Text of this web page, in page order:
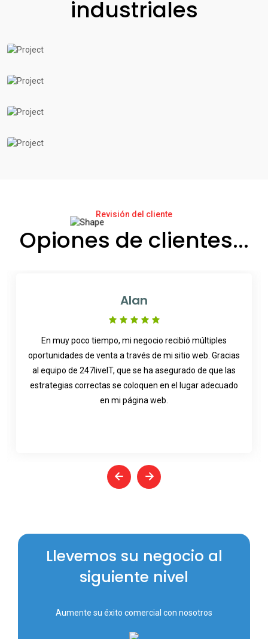
industriales
Revisión del cliente
Opiones de clientes...
Alan
En muy poco tiempo, mi negocio recibió múltiples
oportunidades de venta a través de mi sitio web. Gracias
al equipo de 247liveIT, que se ha asegurado de que las
estrategias correctas se coloquen en el lugar adecuado
en mi página web.
Llevemos su negocio al
siguiente nivel
Aumente su éxito comercial con nosotros